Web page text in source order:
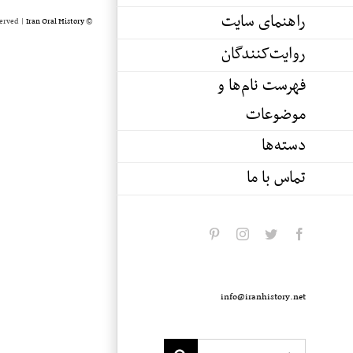
راهنمای سایت
روایت‌کنندگان
فهرست نام‌ها و
موضوعات
دسته‌ها
تماس با ما
facebook
twitter
instagram
info@iranhistory.net
© Copyright 2020 -
| Iran Oral History